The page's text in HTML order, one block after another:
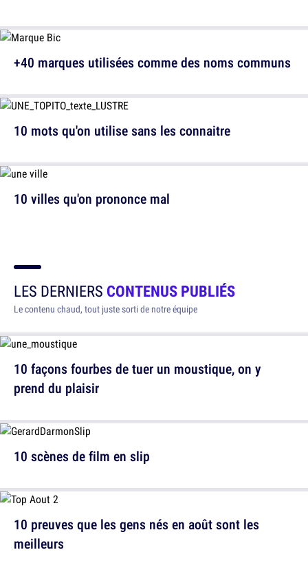
+40 marques utilisées comme des noms communs
10 villes qu'on prononce mal
10 mots qu'on utilise sans les connaitre
LES DERNIERS CONTENUS PUBLIÉS
Le contenu chaud, tout juste sorti de notre équipe
10 façons fourbes de tuer un moustique, on y
prend du plaisir
10 preuves que les gens nés en août sont les
meilleurs
10 scènes de film en slip